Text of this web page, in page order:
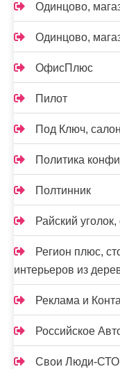
Одинцово,
Одинцово,
ОфисПлюс
Пилот
Под Ключ,
Политика
Полтинник
Райский уголок,
Регион плюс,
интерьеров из
Реклама и
Российское
Свои Люди-СТО